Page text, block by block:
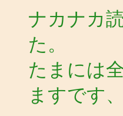
ナカナカ
た。
たまには
ますです